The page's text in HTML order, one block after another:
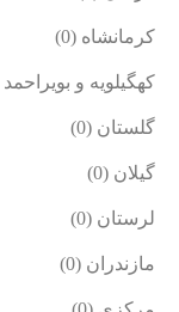
کرمانشاه (0)
کهگیلویه و بویراحمد
گلستان (0)
گیلان (0)
لرستان (0)
مازندران (0)